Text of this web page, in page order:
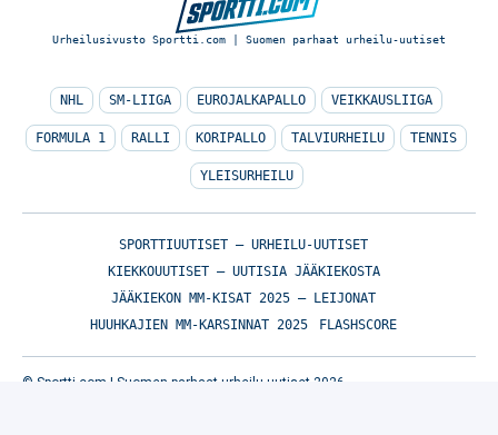
Urheilusivusto Sportti.com | Suomen parhaat urheilu-uutiset
NHL SM-LIIGA EUROJALKAPALLO VEIKKAUSLIIGA
FORMULA 1 RALLI KORIPALLO TALVIURHEILU TENNIS
YLEISURHEILU
SPORTTIUUTISET – URHEILU-UUTISET
KIEKKOUUTISET – UUTISIA JÄÄKIEKOSTA
JÄÄKIEKON MM-KISAT 2025 – LEIJONAT
HUUHKAJIEN MM-KARSINNAT 2025
FLASHSCORE
© Sportti.com | Suomen parhaat urheilu-uutiset 2026